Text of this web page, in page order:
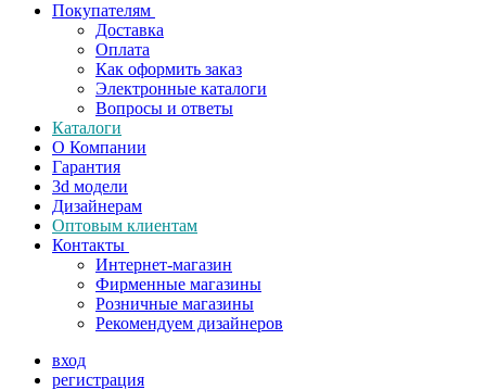
Покупателям
Доставка
Оплата
Как оформить заказ
Электронные каталоги
Вопросы и ответы
Каталоги
О Компании
Гарантия
3d модели
Дизайнерам
Оптовым клиентам
Контакты
Интернет-магазин
Фирменные магазины
Розничные магазины
Рекомендуем дизайнеров
вход
регистрация